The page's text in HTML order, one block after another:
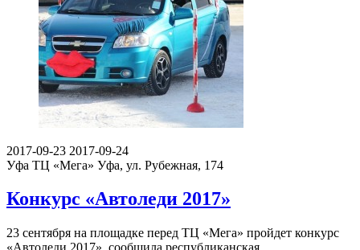
2017-09-23 2017-09-24
Уфа ТЦ «Мега» Уфа, ул. Рубежная, 174
Конкурс «Автоледи 2017»
23 сентября на площадке перед ТЦ «Мега» пройдет конкурс